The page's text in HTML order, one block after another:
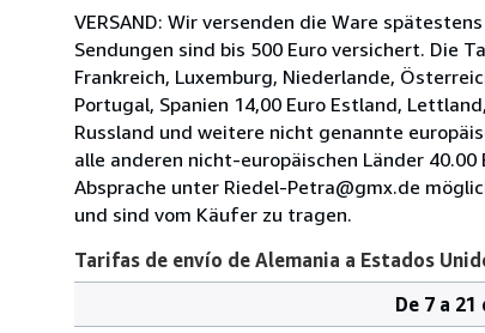
VERSAND: Wir versenden die Ware
Sendungen sind bis 500 Euro versichert. Die
Frankreich, Luxemburg, Niederlande,
Portugal, Spanien 14,00 Euro Estland,
Russland und weitere nicht genannte
alle anderen nicht-europäischen Länder
Absprache unter Riedel-Petra@gmx.de
und sind vom Käufer zu tragen.
Tarifas de envío de Alemania a Estados
De 7 a